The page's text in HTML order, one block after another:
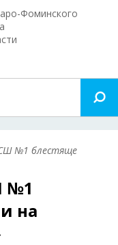
Фоминского
№1 блестяще
№1
на